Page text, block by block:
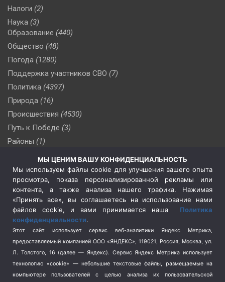
Налоги (2)
Наука (3)
Образование (440)
Общество (48)
Погода (1280)
Поддержка участников СВО (7)
Политика (4397)
Природа (16)
Происшествия (4530)
Путь к Победе (3)
Районы (1)
Сельское хозяйство (3)
Социальная политика
(3)
Спецоперация в Украине
Спецоперация на Украине
(404)
Спорт (740)
Терроризм (1)
Транспорт (262)
Туризм (178)
МЫ ЦЕНИМ ВАШУ КОНФИДЕНЦИАЛЬНОСТЬ
Мы используем файлы cookie для улучшения вашего опыта
просмотра, показа персонализированной рекламы или
контента, а также анализа нашего трафика. Нажимая
«Принять все», вы соглашаетесь на использование нами
файлов cookie, и вами принимается наша Политика
конфиденциальности.
Этот сайт использует сервис веб-аналитики Яндекс Метрика,
предоставляемый компанией ООО «ЯНДЕКС», 119021, Россия, Москва, ул.
Л. Толстого, 16 (далее — Яндекс). Сервис Яндекс Метрика использует
технологию «cookie» — небольшие текстовые файлы, размещаемые на
компьютере пользователей с целью анализа их пользовательской